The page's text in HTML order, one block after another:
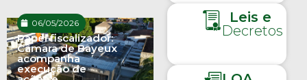
06/05/2026
Papel fiscalizador:
Câmara de Bayeux
acompanha
execução de
Leis e
Decretos